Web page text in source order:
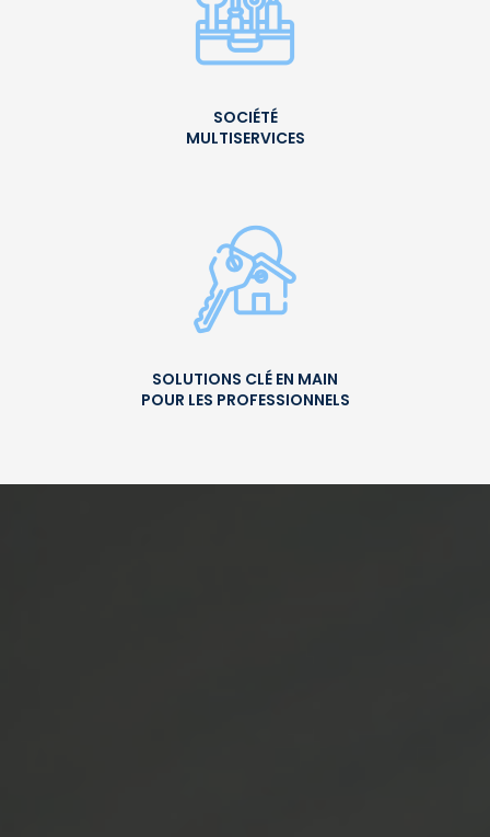
SOCIÉTÉ
MULTISERVICES
SOLUTIONS CLÉ EN MAIN
POUR LES PROFESSIONNELS